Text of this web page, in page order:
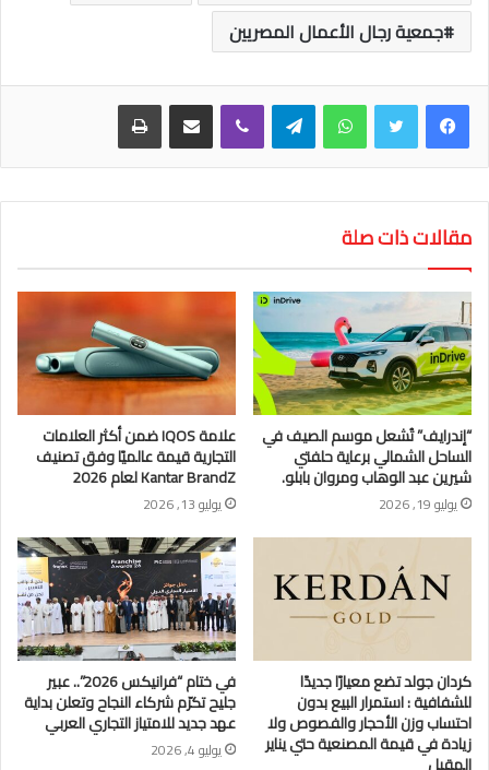
جمعية رجال الأعمال المصريين
واتساب تيلقرام
مقالات ذات صلة
“إندرايف” تُشعل موسم الصيف في
الساحل الشمالي برعاية حلفتي
شيرين عبد الوهاب ومروان بابلو.
يوليو 19, 2026
علامة IQOS ضمن أكثر العلامات
التجارية قيمة عالميًا وفق تصنيف
Kantar BrandZ لعام 2026
يوليو 13, 2026
كردان جولد تضع معيارًا جديدًا
للشفافية : استمرار البيع بدون
احتساب وزن الأحجار والفصوص ولا
زيادة في قيمة المصنعية حتي يناير
المقبل
في ختام “فرانيكس 2026”.. عبير
جليح تكرّم شركاء النجاح وتعلن بداية
عهد جديد للامتياز التجاري العربي
يوليو 4, 2026